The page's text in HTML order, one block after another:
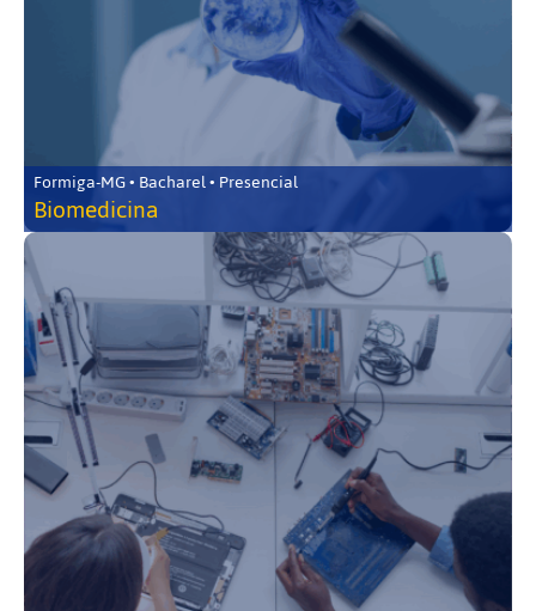
Formiga-MG • Bacharel • Presencial
Biomedicina